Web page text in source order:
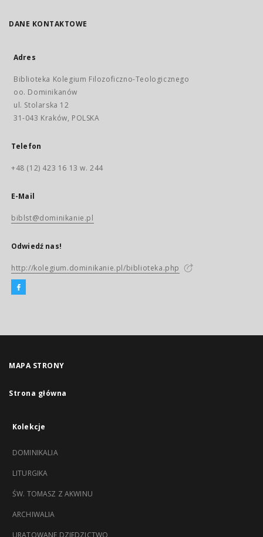
DANE KONTAKTOWE
Adres
Biblioteka Kolegium Filozoficzno-Teologicznego
oo. Dominikanów
ul. Stolarska 12
31-043 Kraków, POLSKA
Telefon
+48 (12) 423 16 13 w. 244
E-Mail
biblst@dominikanie.pl
Odwiedź nas!
http://kolegium.dominikanie.pl/biblioteka.php
MAPA STRONY
Strona główna
Kolekcje
DOMINIKALIA
LITURGIKA
ŚW. TOMASZ Z AKWINU
ARCHIWALIA
URATOWANE DZIEDZICTWO